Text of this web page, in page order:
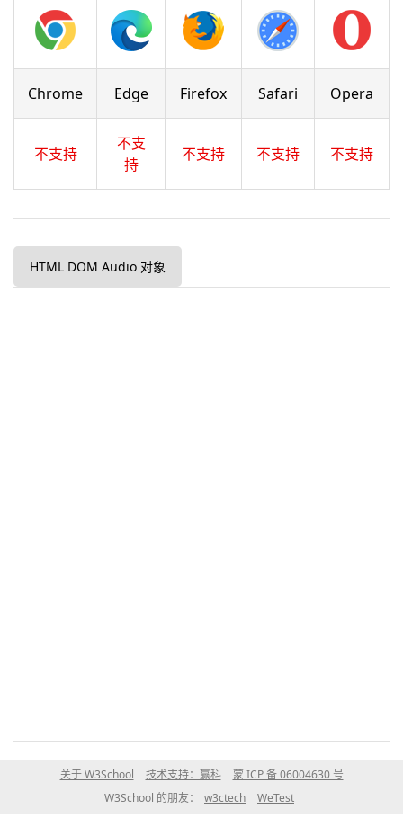
Chrome Edge Firefox Safari Opera
不支持
不支
持
不支持 不支持 不支持
HTML DOM Audio 对象
关于 W3School 技术支持：赢科
蒙 ICP 备 06004630 号
W3School 的朋友：
w3ctech WeTest